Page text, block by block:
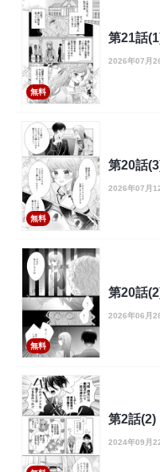
無料
第21話
2026年07月
無料
第20話
2026年07月
無料
第20話
2026年06月
第2話(2)
2024年09月